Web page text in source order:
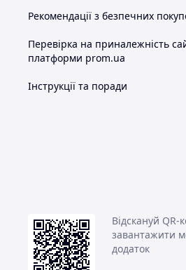
Рекомендації з безпечних
Перевірка на приналежність
платформи prom.ua
Інструкції та поради
Відскануй
завантажити
додаток